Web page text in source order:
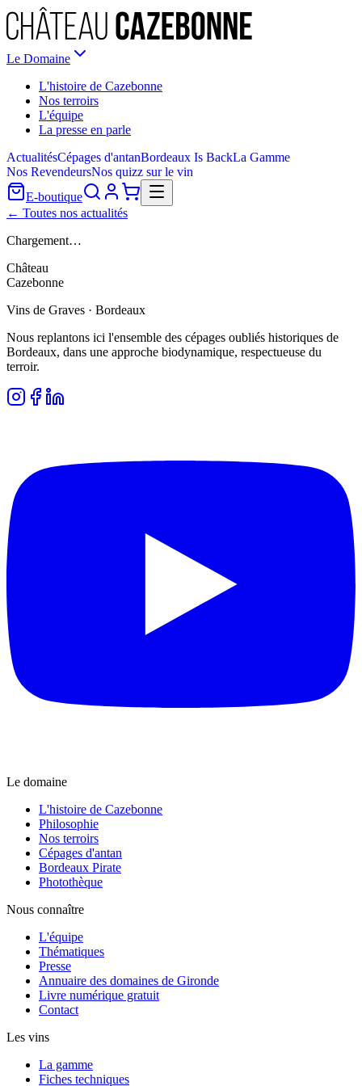
Le Domaine
L'histoire de Cazebonne
Nos terroirs
L'équipe
La presse en parle
ActualitésCépages d'antanBordeaux Is BackLa Gamme
Nos RevendeursNos quizz sur le vin
E-boutique
← Toutes nos actualités
Chargement…
Château
Cazebonne
Vins de Graves · Bordeaux
Nous replantons ici l'ensemble des cépages oubliés historiques de
Bordeaux, dans une approche biodynamique, respectueuse du
terroir.
Le domaine
L'histoire de Cazebonne
Philosophie
Nos terroirs
Cépages d'antan
Bordeaux Pirate
Photothèque
Nous connaître
L'équipe
Thématiques
Presse
Annuaire des domaines de Gironde
Livre numérique gratuit
Contact
Les vins
La gamme
Fiches techniques